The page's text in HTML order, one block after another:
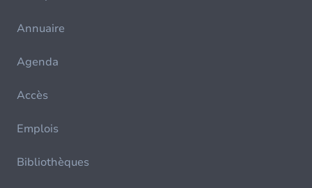
Annuaire
Agenda
Accès
Emplois
Bibliothèques